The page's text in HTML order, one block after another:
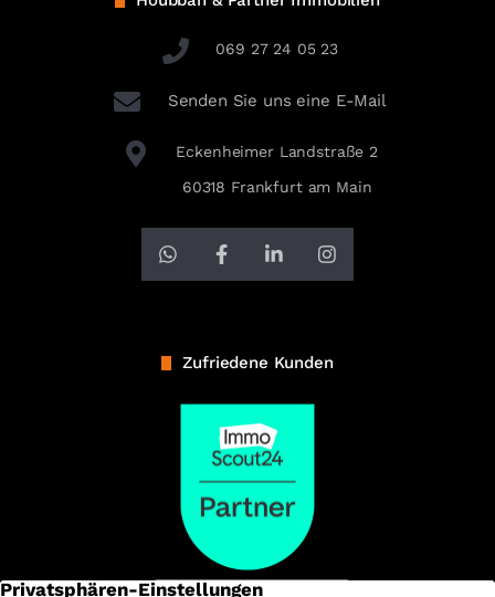
069 27 24 05 23
Senden Sie uns eine E-Mail
Eckenheimer Landstraße 2
60318 Frankfurt am Main
Zufriedene Kunden